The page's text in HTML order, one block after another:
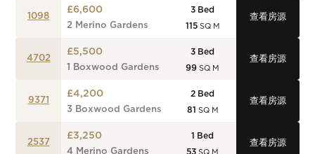
1098
£6,600
2 Merino Gardens
3 Bed
115 SQ M
查看房源
4702
£5,500
1 Boxwood Gardens
3 Bed
99 SQ M
查看房源
9371
£4,200
3 Boxwood Gardens
2 Bed
81 SQ M
查看房源
2537
£3,250
4 Merino Gardens
1
Bed
53 SQ M
查看房源